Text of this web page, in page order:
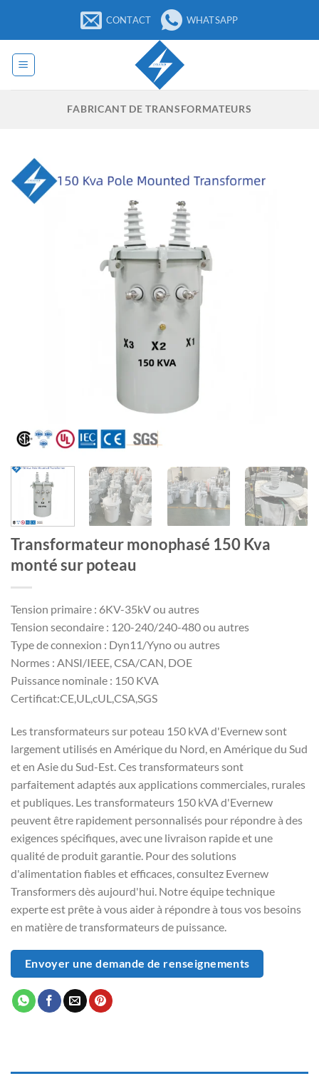
contenu
CONTACT WHATSAPP
FABRICANT DE TRANSFORMATEURS
Transformateur monophasé 150 Kva
monté sur poteau
Tension primaire : 6KV-35kV ou autres
Tension secondaire : 120-240/240-480 ou autres
Type de connexion : Dyn11/Yyno ou autres
Normes : ANSI/IEEE, CSA/CAN, DOE
Puissance nominale : 150 KVA
Certificat:CE,UL,cUL,CSA,SGS
Les transformateurs sur poteau 150 kVA d'Evernew sont
largement utilisés en Amérique du Nord, en Amérique du Sud
et en Asie du Sud-Est. Ces transformateurs sont
parfaitement adaptés aux applications commerciales, rurales
et publiques. Les transformateurs 150 kVA d'Evernew
peuvent être rapidement personnalisés pour répondre à des
exigences spécifiques, avec une livraison rapide et une
qualité de produit garantie. Pour des solutions
d'alimentation fiables et efficaces, consultez Evernew
Transformers dès aujourd'hui. Notre équipe technique
experte est prête à vous aider à répondre à tous vos besoins
en matière de transformateurs de puissance.
Envoyer une demande de renseignements